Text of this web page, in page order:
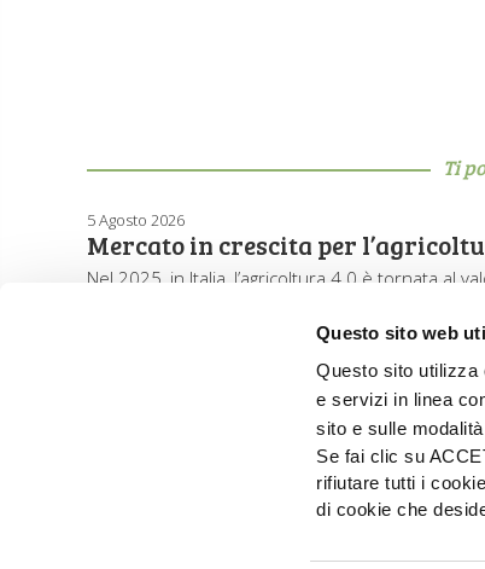
Questo sito web
Questo sito utilizza
e servizi in linea
sito e sulle
Se fai clic su
rifiutare tutti i
di cookie che
Ti
5 Agosto 2026
Mercato in crescita per
Nel 2025, in Italia, l’agricoltura 4.0 è tornata al
EDIZIONI L'INFORMATORE AGRARIO Srl